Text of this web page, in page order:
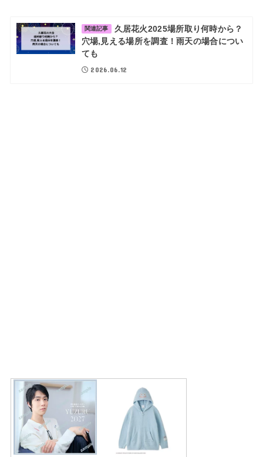
関連記事
久居花火2025場所取り何時から？
穴場,見える場所を調査！雨天の場合につい
ても
2026.06.12